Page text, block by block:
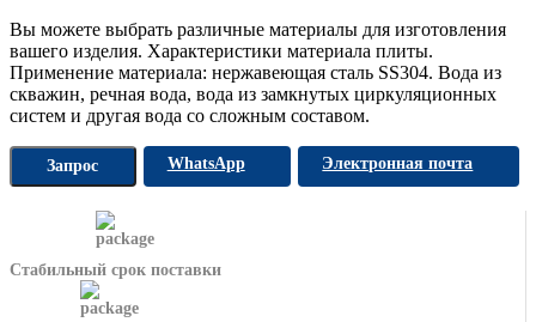
Вы можете выбрать различные материалы для изготовления
вашего изделия. Характеристики материала плиты.
Применение материала: нержавеющая сталь SS304. Вода из
скважин, речная вода, вода из замкнутых циркуляционных
систем и другая вода со сложным составом.
Запрос WhatsApp Электронная почта
Стабильный срок поставки